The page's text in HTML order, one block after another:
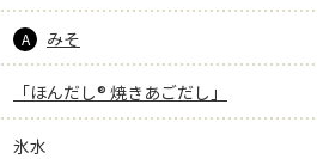
A みそ
「ほんだし® 焼きあごだし」
氷水